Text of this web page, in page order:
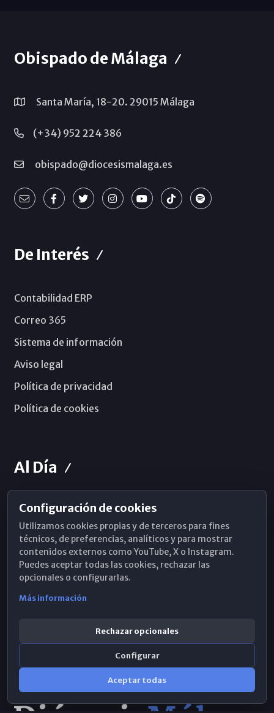
Obispado de Málaga
Santa María, 18-20. 29015 Málaga
(+34) 952 224 386
obispado@diocesismalaga.es
De Interés
Contabilidad ERP
Correo 365
Sistema de información
Aviso legal
Política de privacidad
Política de cookies
Al Día
Horarios de Misa
Hemeroteca
WhatsApp
Configuración de cookies
Utilizamos cookies propias y de terceros para fines
técnicos, de preferencias, analíticos y para mostrar
contenidos externos como YouTube, X o Instagram.
Puedes aceptar todas las cookies, rechazar las
opcionales o configurarlas.
Más información
Rechazar opcionales
Configurar
Aceptar todas